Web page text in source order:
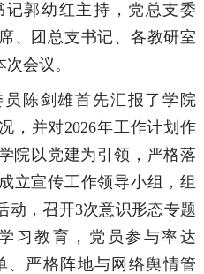
郭幼红主持，党总支委
、团总支书记、各教研室
会议。
陈剑雄首先汇报了学院
，并对2026年工作计划作
院以党建为引领，严格落
立宣传工作领导小组，组
动，召开3次意识形态专题
习教育，党员参与率达
、严格阵地与网络舆情管